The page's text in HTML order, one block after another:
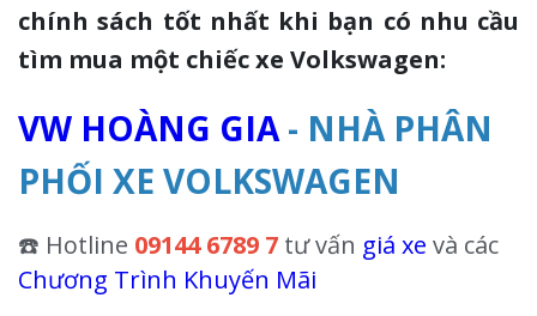
chính sách tốt nhất khi bạn có nhu cầu
tìm mua một chiếc xe Volkswagen:
VW HOÀNG GIA- NHÀ PHÂN
PHỐI XE VOLKSWAGEN
☎️ Hotline 09144 6789 7 tư vấn giá xe và các
Chương Trình Khuyến Mãi